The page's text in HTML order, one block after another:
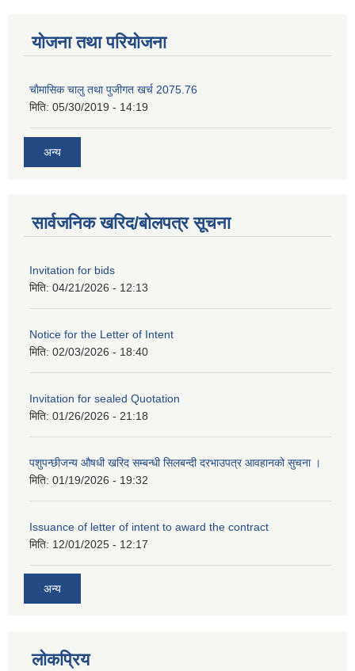
योजना तथा परियोजना
चाैमासिक चालु तथा पुजीगत खर्च 2075.76
मिति: 05/30/2019 - 14:19
अन्य
सार्वजनिक खरिद/बोलपत्र सूचना
Invitation for bids
मिति: 04/21/2026 - 12:13
Notice for the Letter of Intent
मिति: 02/03/2026 - 18:40
Invitation for sealed Quotation
मिति: 01/26/2026 - 21:18
पशुपन्छीजन्य औषधी खरिद सम्बन्धी सिलबन्दी दरभाउपत्र आवहानको सुचना ।
मिति: 01/19/2026 - 19:32
Issuance of letter of intent to award the contract
मिति: 12/01/2025 - 12:17
अन्य
लोकप्रिय